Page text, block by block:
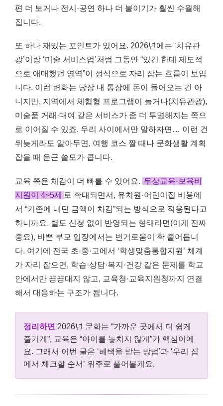
편 더 보거나 전시·공연 하나 더 붙이기가 훨씬 수월해
집니다.
또 하나 재밌는 포인트가 있어요. 2026년에는 ‘치유관
광’이랑 ‘미술 서비스업’처럼 그동안 “있긴 한데 제도적
으로 애매했던 영역”이 정식으로 자리 잡는 흐름이 보입
니다. 이런 변화는 당장 내 통장에 돈이 들어오는 건 아
니지만, 지역에서 체험형 프로그램이 늘거나(치유관광),
미술품 거래·대여 같은 서비스가 좀 더 투명해지는 쪽으
로 이어질 수 있죠. 우리 사이에서만 말하자면… 이런 건
뒤늦게라도 알아두면, 여행 코스 짤 때나 문화생활 계획
잡을 때 은근 쓸모가 큽니다.
교육 쪽은 체감이 더 빠를 수 있어요. 무상교육·보육비
지원이 4~5세
로 확대되면서, 유치원·어린이집 비용에
서 “기존에 내던 금액이 차감”되는 방식으로 적용된다고
하니까요. 별도 신청 없이 반영되는 형태라면(이게 진짜
중요), 바쁜 부모 입장에서는 번거로움이 확 줄어듭니
다. 여기에 전국 초·중·고에서 ‘학생맞춤통합지원’ 체계
가 자리 잡으면, 학습·상담·복지·건강 같은 문제를 학교
안에서만 끙끙대지 않고, 교육청·교육지원청까지 연결
해서 대응하는 구조가 됩니다.
정리하면 2026년 문화는 “가까운 곳에서 더 쉽게
즐기게”, 교육은 “아이를 놓치지 않게”가 핵심이에
요. 그래서 이번 글은 ‘혜택을 받는 방법’과 ‘우리 집
에서 체크할 순서’ 위주로 풀어볼게요.